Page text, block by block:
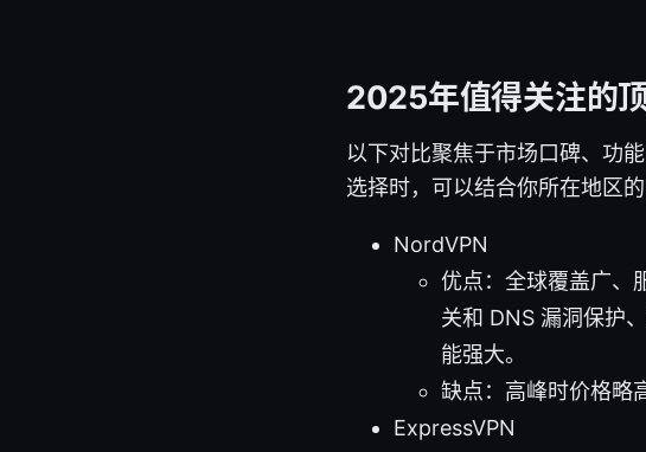
2025年值得关注的
以下对比聚焦于市场口碑、功
选择时，可以结合你所在地区
NordVPN
优点：全球覆盖广、
关和 DNS 漏洞保护
能强大。
缺点：高峰时价格略
ExpressVPN